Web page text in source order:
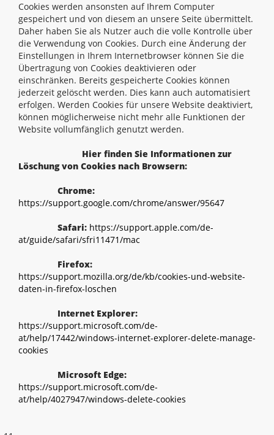
Cookies werden ansonsten auf Ihrem Computer
gespeichert und von diesem an unsere Seite übermittelt.
Daher haben Sie als Nutzer auch die volle Kontrolle über
die Verwendung von Cookies. Durch eine Änderung der
Einstellungen in Ihrem Internetbrowser können Sie die
Übertragung von Cookies deaktivieren oder
einschränken. Bereits gespeicherte Cookies können
jederzeit gelöscht werden. Dies kann auch automatisiert
erfolgen. Werden Cookies für unsere Website deaktiviert,
können möglicherweise nicht mehr alle Funktionen der
Website vollumfänglich genutzt werden.
Hier finden Sie Informationen zur
Löschung von Cookies nach Browsern:
Chrome:
https://support.google.com/chrome/answer/95647
Safari: https://support.apple.com/de-
at/guide/safari/sfri11471/mac
Firefox:
https://support.mozilla.org/de/kb/cookies-und-website-
daten-in-firefox-loschen
Internet Explorer:
https://support.microsoft.com/de-
at/help/17442/windows-internet-explorer-delete-manage-
cookies
Microsoft Edge:
https://support.microsoft.com/de-
at/help/4027947/windows-delete-cookies